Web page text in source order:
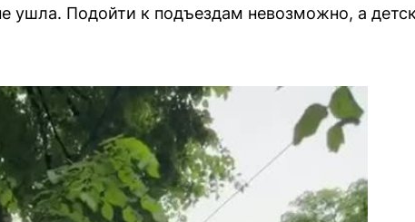
ушла. Подойти к подъездам невозможно, а